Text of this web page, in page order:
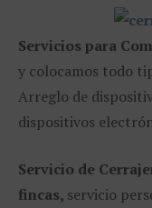
Servicios para
y colocamos todo
Arreglo de
dispositivos
Servicio de
fincas, servicio